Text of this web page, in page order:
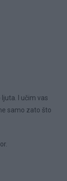
I učim vas
samo zato što